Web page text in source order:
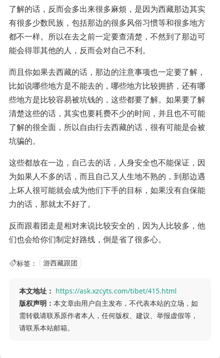
了解的话，反而会多出来很多麻烦，是因为西藏那边其实
有很多少数民族，包括那边的很多风俗习惯等和很多地方
都不一样。所以在去之前一定要查清楚，不然到了那边可
能会得罪其他的人，反而会对自己不利。
而且你如果去西藏的话，那边的注意事项也一定要了解，
比如说哪些地方是不能去的，哪些地方比较拥挤，还有哪
些地方是比较容易被坑钱的，这些都要了解。如果要了解
清楚这些的话，其实也要耗费不少的时间，并且也不可能
了解的很全面，所以自由行去西藏的话，很有可能是会被
坑骗的。
这些都放在一边，自己去的话，人身安全也不能保证，因
为如果人不多的话，而且自己又人生地不熟的，到那边遇
上坏人很可能就会成为他们下手的目标，如果没有自保能
力的话，那就太不好了。
反而跟着团走是相对来说比较安全的，因为人比较多，他
们也会给你们制定好路线，倒是省了很多心。
标签： 游西藏跟团
本文地址： https://ask.xzcyts.com/tibet/415.html
版权声明： 本文章由用户自主发布，不代表本站的立场，如
需转载请联系原作者本人，任何版权、建议、举报虚假等，
请联系本站邮箱。